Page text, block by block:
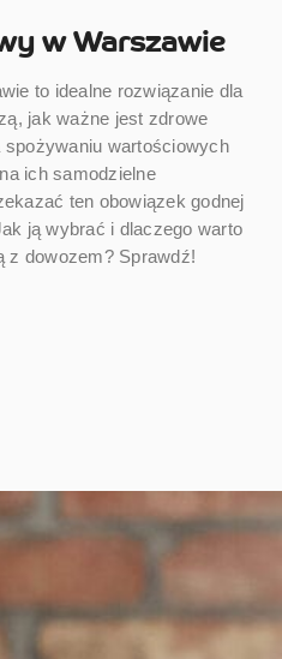
w Warszawie
to idealne rozwiązanie dla
jak ważne jest zdrowe
wartościowych
ich samodzielne
ten obowiązek godnej
ją wybrać i dlaczego warto
z dowozem? Sprawdź!